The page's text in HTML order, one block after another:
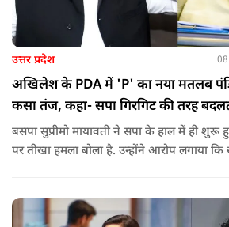
उत्तर प्रदेश
अखिलेश के PDA में 'P' का नया मतलब
कसा तंज, कहा- सपा गिरगिट की तरह
बसपा सुप्रीमो मायावती ने सपा के हाल में ही शुरू
पर तीखा हमला बोला है. उन्होंने आरोप लगाया